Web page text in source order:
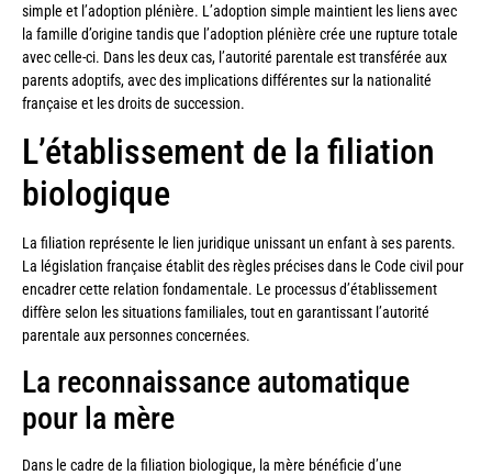
simple et l’adoption plénière. L’adoption simple maintient les liens avec
la famille d’origine tandis que l’adoption plénière crée une rupture totale
avec celle-ci. Dans les deux cas, l’autorité parentale est transférée aux
parents adoptifs, avec des implications différentes sur la nationalité
française et les droits de succession.
L’établissement de la filiation
biologique
La filiation représente le lien juridique unissant un enfant à ses parents.
La législation française établit des règles précises dans le Code civil pour
encadrer cette relation fondamentale. Le processus d’établissement
diffère selon les situations familiales, tout en garantissant l’autorité
parentale aux personnes concernées.
La reconnaissance automatique
pour la mère
Dans le cadre de la filiation biologique, la mère bénéficie d’une